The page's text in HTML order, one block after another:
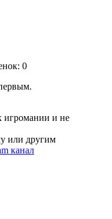
0
игромании и не
или другим
канал